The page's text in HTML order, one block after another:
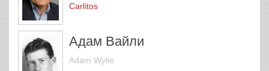
Carlitos
Адам Вайли
Adam Wylie